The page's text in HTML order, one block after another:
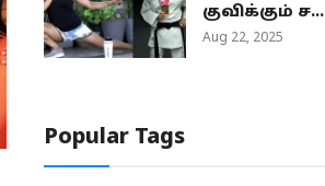
குவிக்கும் ச...
Aug 22, 2025
Popular Tags